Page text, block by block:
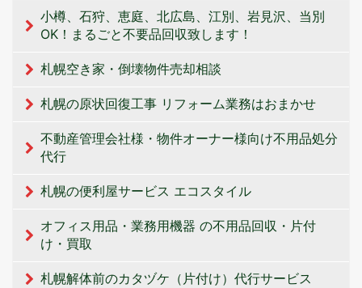
小樽、石狩、恵庭、北広島、江別、岩見沢、当別
OK！まるごと不要品回収致します！
札幌空き家・倒壊物件売却相談
札幌の原状回復工事 リフォーム業務はおまかせ
不動産管理会社様・物件オーナー様向け不用品処分
代行
札幌の便利屋サービス エコスタイル
オフィス用品・業務用機器 の不用品回収・片付
け・買取
札幌解体前のカタヅケ（片付け）代行サービス